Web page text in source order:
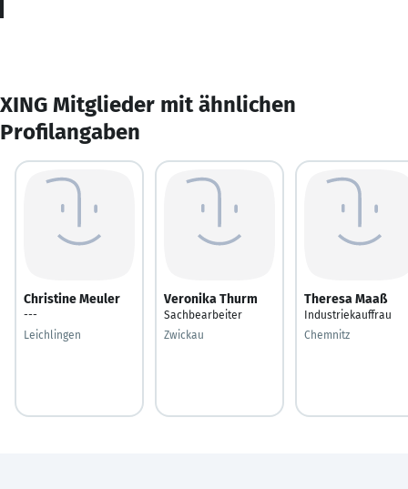
XING Mitglieder mit ähnlichen
Profilangaben
Christine Meuler
---
Leichlingen
Veronika Thurm
Sachbearbeiter
Zwickau
Theresa Maaß
Industriekauffrau
Chemnitz